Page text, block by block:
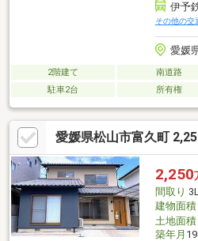
伊予
その他の交
愛媛
2階建て 南道路
駐車2台
所有権
愛媛県松山市富久町
2,250
間取り
建物面積
土地面積
築年月